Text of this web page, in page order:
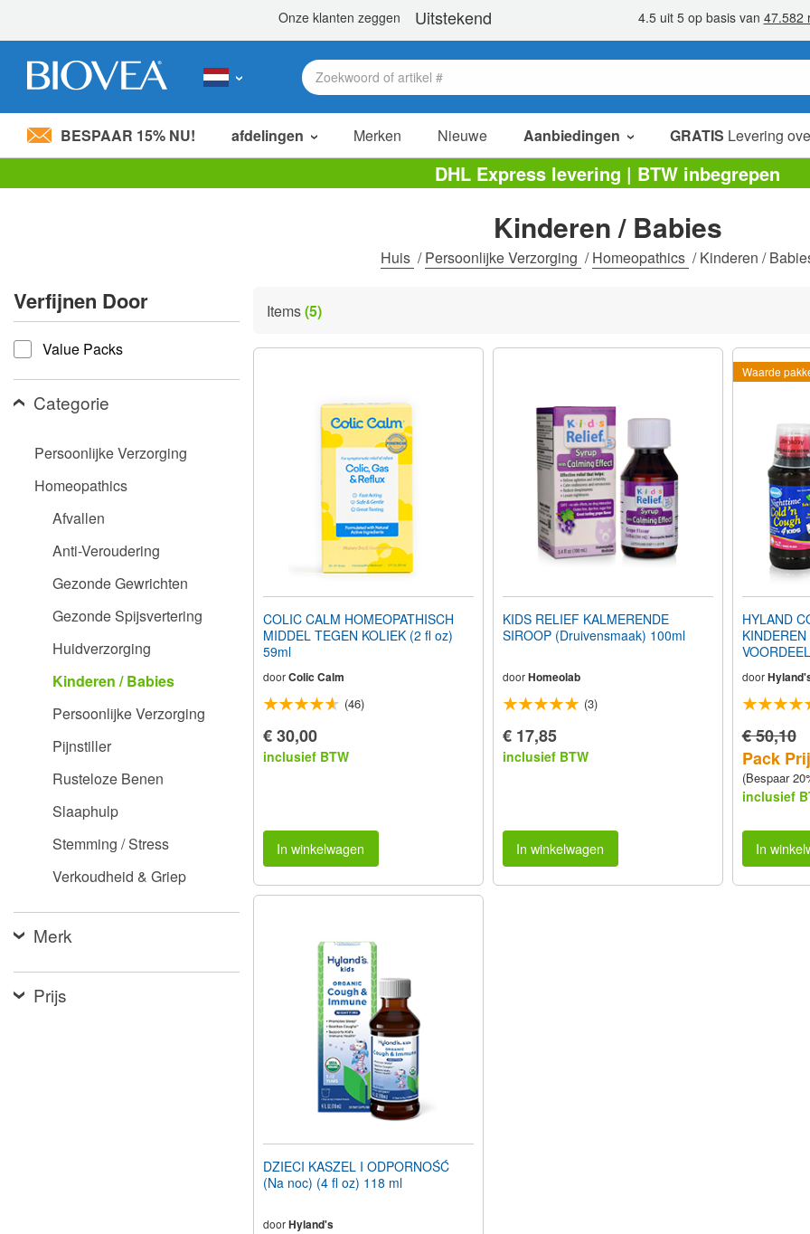
Let
Druk
op
Control-
F11
de
website
passen
slechtzienden
schermlezer
gebruiken;
toegankelijkheidsmenu
BESPAAR 15% NU! afdelingen Merken Nieuwe Aanbiedingen GRATIS Levering
verkoop items
value packs
opruiming
DHL Express levering | BTW inbegrepen
Kinderen / Babies
Huis /Persoonlijke Verzorging /Homeopathics /Kinderen /
Verfijnen Door
verfijnen door
Value Packs
Categorie
Persoonlijke Verzorging
Homeopathics
Afvallen
Anti-Veroudering
Gezonde Gewrichten
Gezonde Spijsvertering
Huidverzorging
Kinderen / Babies
Persoonlijke Verzorging
Pijnstiller
Rusteloze Benen
Slaaphulp
Stemming / Stress
Verkoudheid & Griep
Merk
Prijs
Items(5)
COLIC CALM HOMEOPATHISCH
MIDDEL TEGEN KOLIEK (2 fl oz)
59ml
doorColic Calm
(46)
€ 30,00
inclusief BTW
In winkelwagen
KIDS RELIEF KALMERENDE
SIROOP (Druivensmaak) 100ml
doorHomeolab
(3)
€ 17,85
inclusief BTW
In winkelwagen
Waarde
HYLAND
door
€ 50,10
Pack
(Bespaar
inclusief
In
DZIECI KASZEL I ODPORNOŚĆ
(Na noc) (4 fl oz) 118 ml
doorHyland's